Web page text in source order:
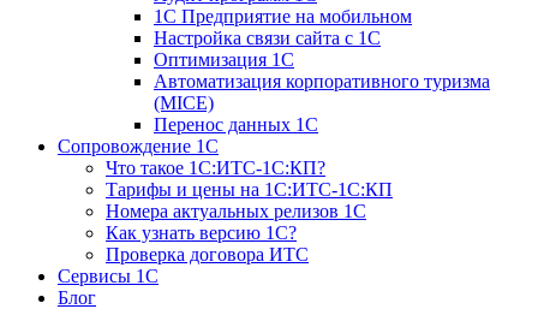
1С Предприятие на мобильном
Настройка связи сайта с 1С
Оптимизация 1С
Автоматизация корпоративного туризма
(MICE)
Перенос данных 1С
Сопровождение 1С
Что такое 1С:ИТС-1С:КП?
Тарифы и цены на 1С:ИТС-1С:КП
Номера актуальных релизов 1С
Как узнать версию 1С?
Проверка договора ИТС
Сервисы 1С
Блог